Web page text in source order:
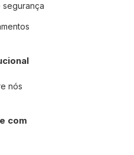
segurança
nós
com